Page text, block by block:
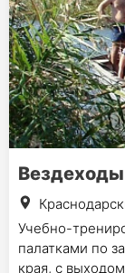
Учебно-
палатками по
края, с